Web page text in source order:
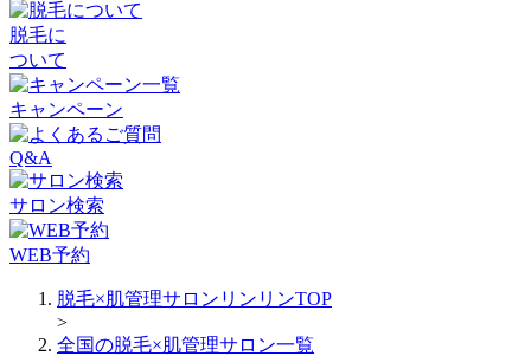
脱毛に
ついて
キャンペーン
Q&A
サロン検索
WEB予約
脱毛×肌管理サロンリンリンTOP
>
全国の脱毛×肌管理サロン一覧